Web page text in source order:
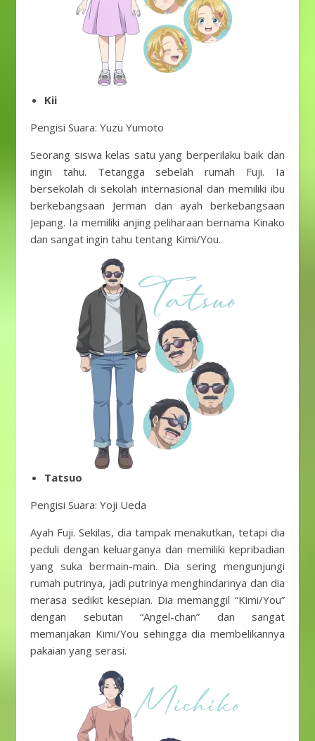
Kii
Pengisi Suara: Yuzu Yumoto
Seorang siswa kelas satu yang berperilaku baik dan
ingin tahu. Tetangga sebelah rumah Fuji. Ia
bersekolah di sekolah internasional dan memiliki ibu
berkebangsaan Jerman dan ayah berkebangsaan
Jepang. Ia memiliki anjing peliharaan bernama Kinako
dan sangat ingin tahu tentang Kimi/You.
Tatsuo
Pengisi Suara: Yoji Ueda
Ayah Fuji. Sekilas, dia tampak menakutkan, tetapi dia
peduli dengan keluarganya dan memiliki kepribadian
yang suka bermain-main. Dia sering mengunjungi
rumah putrinya, jadi putrinya menghindarinya dan dia
merasa sedikit kesepian. Dia memanggil “Kimi/You”
dengan sebutan “Angel-chan” dan sangat
memanjakan Kimi/You sehingga dia membelikannya
pakaian yang serasi.